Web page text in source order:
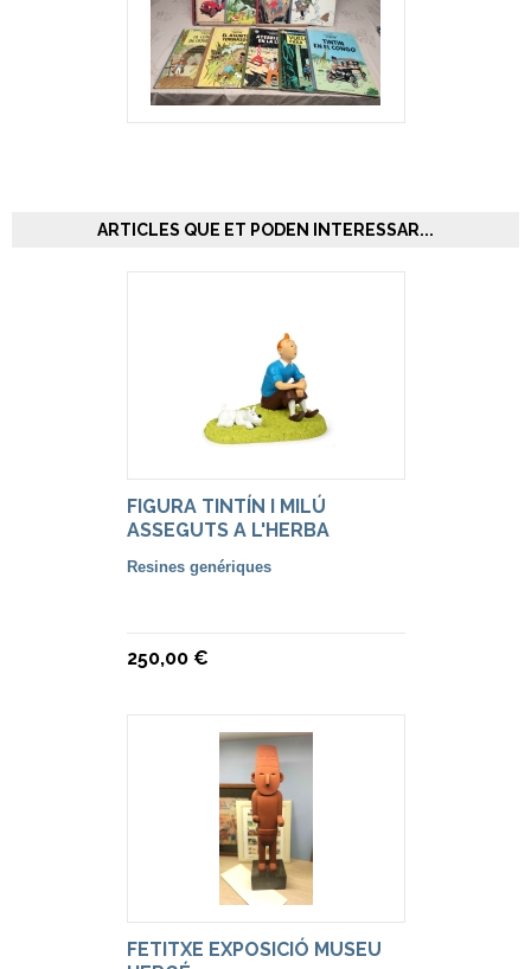
ARTICLES QUE ET PODEN INTERESSAR...
FIGURA TINTÍN I MILÚ
ASSEGUTS A L'HERBA
Resines genériques
250,00 €
FETITXE EXPOSICIÓ MUSEU